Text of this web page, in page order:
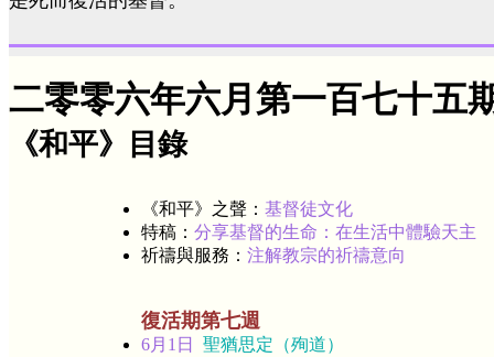
二零零六年六月第一百七十五
《和平》目錄
《和平》之聲： 基督徒文化
特稿： 分享基督的生命：在生活中體驗天主
祈禱與服務： 注解教宗的祈禱意向
復活期第七週
6月1日 聖猶思定（殉道）